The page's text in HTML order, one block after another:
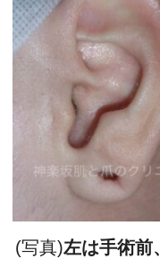
(写真)左は手術前